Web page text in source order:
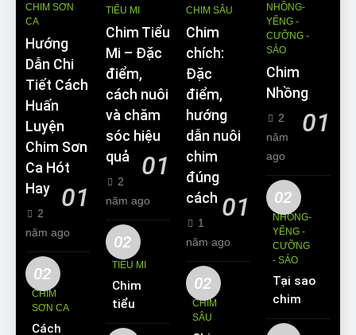
CHIM SƠN
CA
Hướng
Dẫn Chi
Tiết Cách
Huấn
Luyện
Chim Sơn
Ca Hót
Hay
01
2
năm ago
02
CHIM
SƠN CA
Cách
TIỂU MI
Chim Tiểu
Mi – Đặc
điểm,
cách nuôi
và chăm
sóc hiệu
quả
01
2
năm ago
02
TIỂU MI
Chim
tiểu mi
ăn gì?
CHIM SÂU
Chim
chích:
Đặc
điểm,
hướng
dẫn nuôi
chim
đúng
cách 01
1
năm ago
02
CHIM
SÂU
NHỒNG-
YỂNG -
CƯỠNG -
SÁO
Chim
Nhồng
01
2
năm
ago
02
NHỒNG-
YỂNG -
CƯỠNG
- SÁO
Tại sao
chim
Sáo lại